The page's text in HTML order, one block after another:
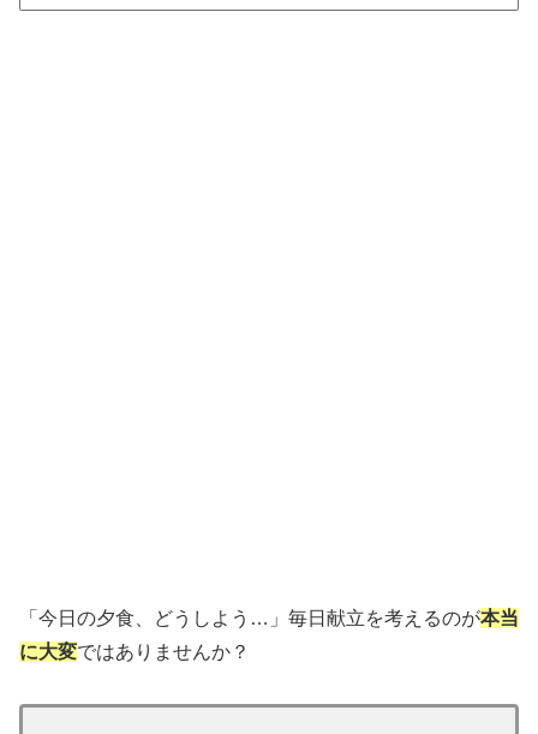
「今日の夕食、どうしよう…」毎日献立を考えるのが本当
に大変ではありませんか？